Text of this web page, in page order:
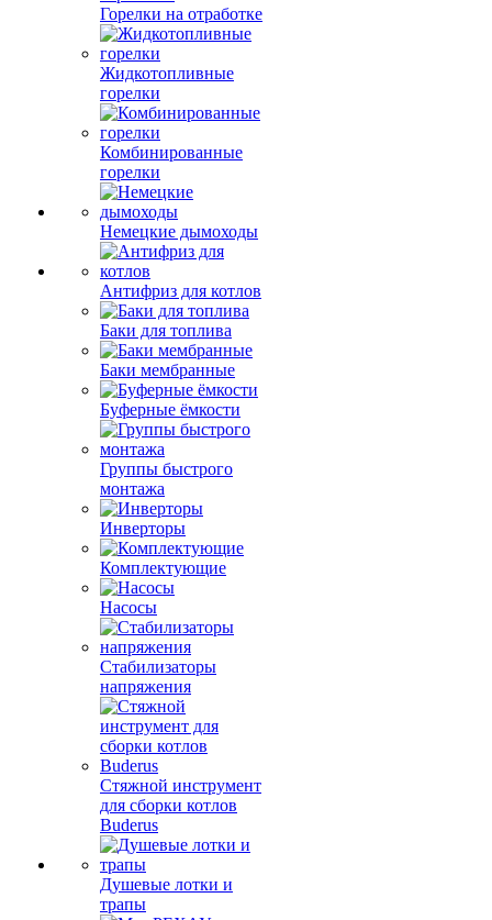
Горелки на отработке
Жидкотопливные
горелки
Комбинированные
горелки
Немецкие дымоходы
Антифриз для котлов
Баки для топлива
Баки мембранные
Буферные ёмкости
Группы быстрого
монтажа
Инверторы
Комплектующие
Насосы
Стабилизаторы
напряжения
Стяжной инструмент
для сборки котлов
Buderus
Душевые лотки и
трапы